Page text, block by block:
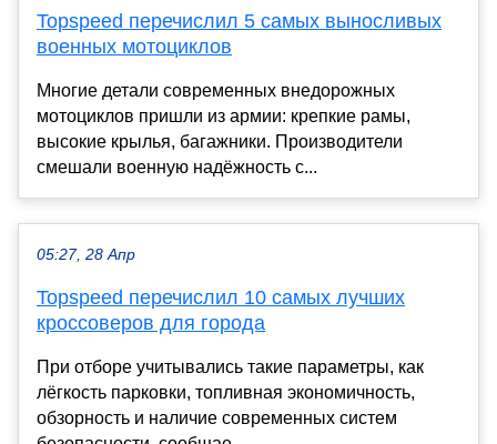
Topspeed перечислил 5 самых выносливых
военных мотоциклов
Многие детали современных внедорожных
мотоциклов пришли из армии: крепкие рамы,
высокие крылья, багажники. Производители
смешали военную надёжность с...
05:27, 28 Апр
Topspeed перечислил 10 самых лучших
кроссоверов для города
При отборе учитывались такие параметры, как
лёгкость парковки, топливная экономичность,
обзорность и наличие современных систем